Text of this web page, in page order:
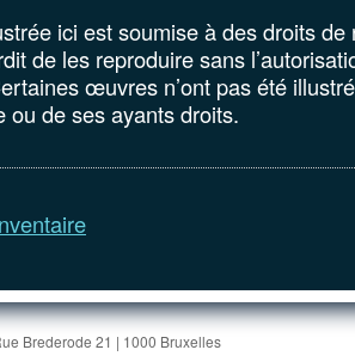
ici est soumise à des droits de
de les reproduire sans
œuvres n’ont pas été
ou de ses ayants droits.
Brederode 21 | 1000 Bruxelles